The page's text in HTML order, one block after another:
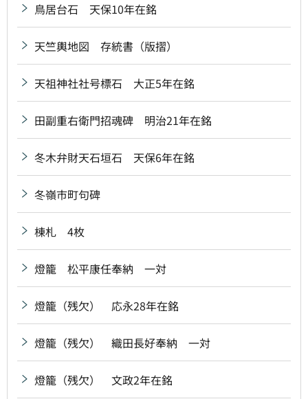
鳥居台石 天保10年在銘
天竺輿地図 存統書（版摺）
天祖神社社号標石 大正5年在銘
田副重右衛門招魂碑 明治21年在銘
冬木弁財天石垣石 天保6年在銘
冬嶺市町句碑
棟札 4枚
燈籠 松平康任奉納 一対
燈籠（残欠） 応永28年在銘
燈籠（残欠） 織田長好奉納 一対
燈籠（残欠） 文政2年在銘